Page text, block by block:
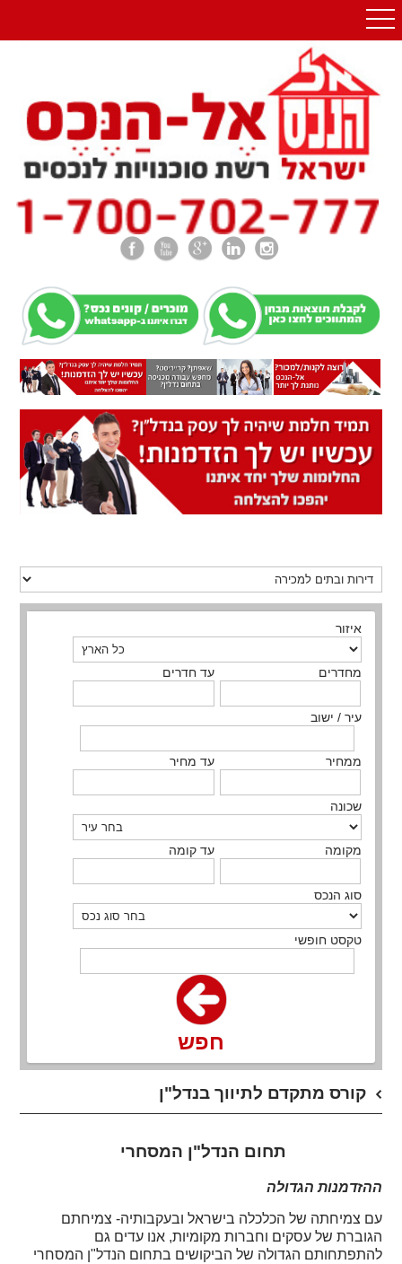
איזור
מחדרים עד חדרים
עיר / ישוב
ממחיר עד מחיר
שכונה
מקומה עד קומה
סוג הנכס
טקסט חופשי
חפש
קורס מתקדם לתיווך בנדל"ן
תחום הנדל"ן המסחרי
ההזדמנות הגדולה
עם צמיחתה של הכלכלה בישראל ובעקבותיה- צמיחתם
הגוברת של עסקים וחברות מקומיות, אנו עדים גם
להתפתחותם הגדולה של הביקושים בתחום הנדל"ן המסחרי